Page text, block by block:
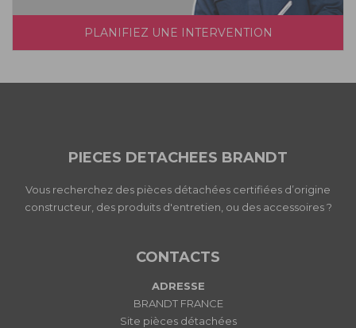
PLANIFIEZ UNE INTERVENTION
PIECES DETACHEES BRANDT
Vous recherchez des pièces détachées certifiées d’origine
constructeur, des produits d'entretien, ou des accessoires ?
CONTACTS
ADRESSE
BRANDT FRANCE
Site pièces détachées